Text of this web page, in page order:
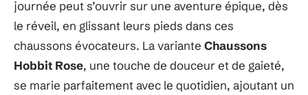
journée peut s’ouvrir sur une aventure épique, dès
le réveil, en glissant leurs pieds dans ces
chaussons évocateurs. La variante Chaussons
Hobbit Rose, une touche de douceur et de gaieté,
se marie parfaitement avec le quotidien, ajoutant un